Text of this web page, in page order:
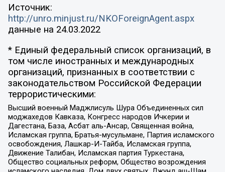
Источник:
http://unro.minjust.ru/NKOForeignAgent.aspx
данные на 24.03.2022
* Единый федеральный список организаций, в
том числе иностранных и международных
организаций, признанных в соответствии с
законодательством Российской Федерации
террористическими:
Высший военный Маджлисуль Шура Объединенных сил
моджахедов Кавказа, Конгресс народов Ичкерии и
Дагестана, База, Асбат аль-Ансар, Священная война,
Исламская группа, Братья-мусульмане, Партия исламского
освобождения, Лашкар-И-Тайба, Исламская группа,
Движение Талибан, Исламская партия Туркестана,
Общество социальных реформ, Общество возрождения